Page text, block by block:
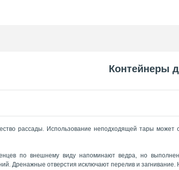
Контейнеры
рассады. Использование неподходящей тары
по внешнему виду напоминают ведра, но
Дренажные отверстия исключают перелив и